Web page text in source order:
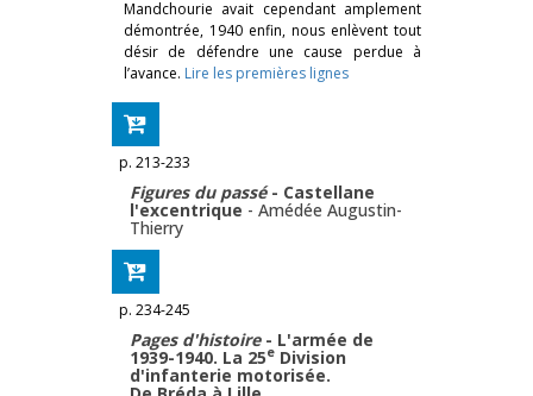
Mandchourie avait cependant amplement
démontrée, 1940 enfin, nous enlèvent tout
désir de défendre une cause perdue à
l’avance. Lire les premières lignes
p. 213-233
Figures du passé- Castellane
l'excentrique - Amédée Augustin-
Thierry
p. 234-245
Pages d'histoire - L'armée de
1939-1940. La 25e Division
d'infanterie motorisée.